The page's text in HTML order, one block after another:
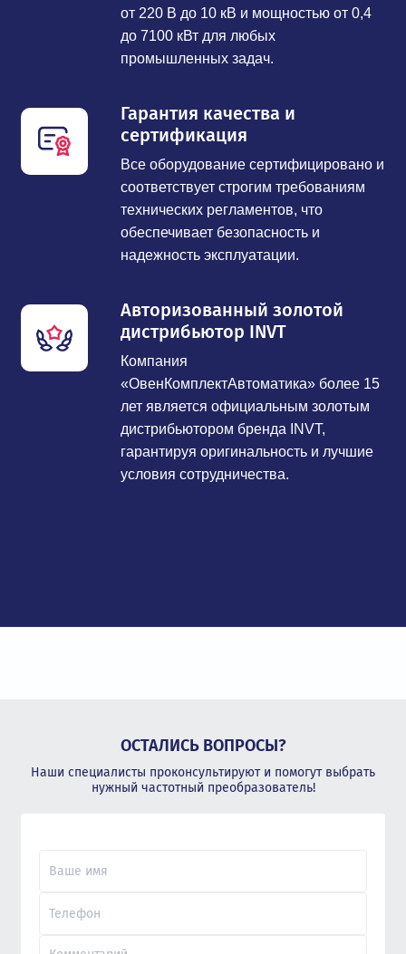
от 220 В до 10 кВ и мощностью от 0,4
до 7100 кВт для любых
промышленных задач.
Гарантия качества и
сертификация
Все оборудование сертифицировано и
соответствует строгим требованиям
технических регламентов, что
обеспечивает безопасность и
надежность эксплуатации.
Авторизованный золотой
дистрибьютор INVT
Компания
«ОвенКомплектАвтоматика» более 15
лет является официальным золотым
дистрибьютором бренда INVT,
гарантируя оригинальность и лучшие
условия сотрудничества.
ОСТАЛИСЬ ВОПРОСЫ?
Наши специалисты проконсультируют и помогут выбрать
нужный частотный преобразователь!